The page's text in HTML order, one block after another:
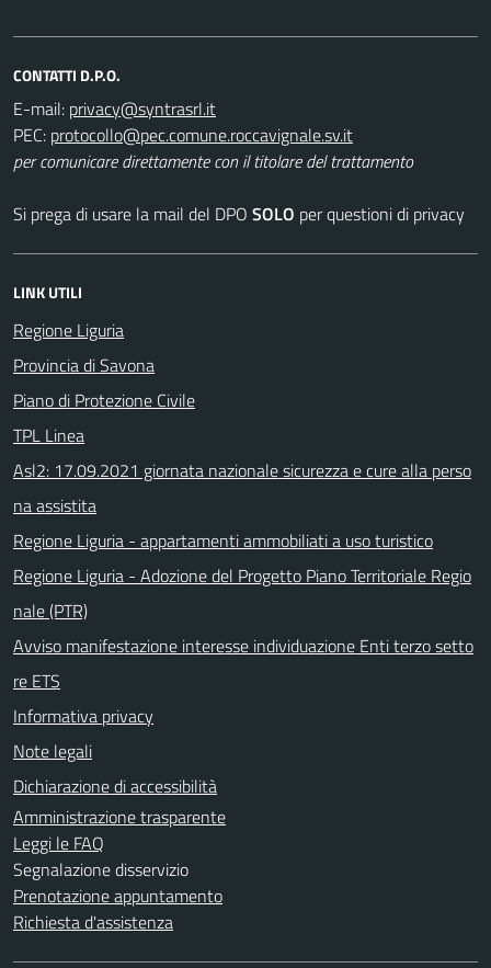
CONTATTI D.P.O.
E-mail:
PEC:
per comunicare direttamente con il titolare del trattamento
Si prega di usare la mail del DPO SOLO per questioni di privacy
LINK UTILI
Regione Liguria
Provincia di Savona
Piano di Protezione Civile
TPL Linea
Asl2: 17.09.2021 giornata nazionale sicurezza e cure alla perso
na assistita
Regione Liguria - appartamenti ammobiliati a uso turistico
Regione Liguria - Adozione del Progetto Piano Territoriale Regio
nale (PTR)
Avviso manifestazione interesse individuazione Enti terzo setto
re ETS
Informativa privacy
Note legali
Dichiarazione di accessibilità
Amministrazione trasparente
Leggi le FAQ
Segnalazione disservizio
Prenotazione appuntamento
Richiesta d'assistenza